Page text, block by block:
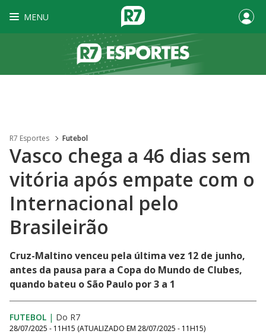
MENU
R7 Esportes Futebol
Vasco chega a 46 dias sem
vitória após empate com o
Internacional pelo
Brasileirão
Cruz-Maltino venceu pela última vez 12 de junho,
antes da pausa para a Copa do Mundo de Clubes,
quando bateu o São Paulo por 3 a 1
FUTEBOL | Do R7
28/07/2025 - 11H15 (ATUALIZADO EM 28/07/2025 - 11H15)